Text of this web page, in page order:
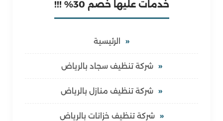
خدمات عليها خصم 30% !!!
الرئيسية
شركة تنظيف سجاد بالرياض
شركة تنظيف منازل بالرياض
شركة تنظيف خزانات بالرياض